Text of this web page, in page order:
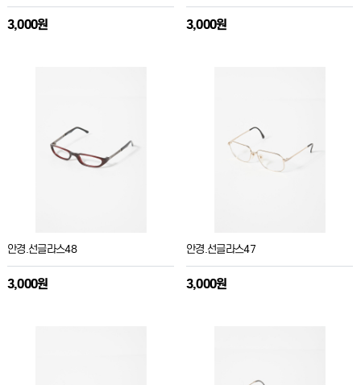
3,000원 3,000원
안경.선글라스48
3,000원
안경.선글라스47
3,000원